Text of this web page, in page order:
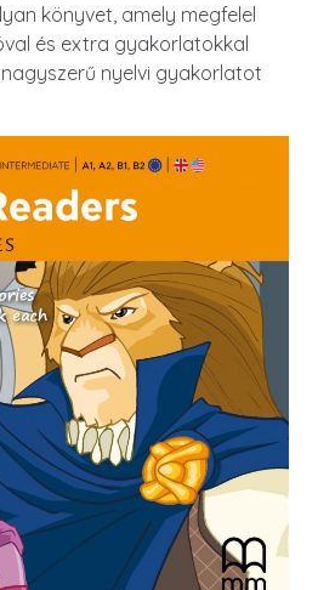
könyvet, amely megfelel
és extra gyakorlatokkal
nyelvi gyakorlatot